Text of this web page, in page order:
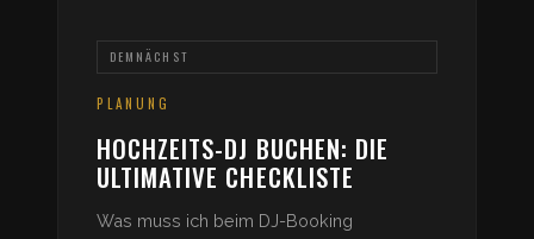
DEMNÄCHST
PLANUNG
HOCHZEITS-DJ BUCHEN: DIE
ULTIMATIVE CHECKLISTE
Was muss ich beim DJ-Booking